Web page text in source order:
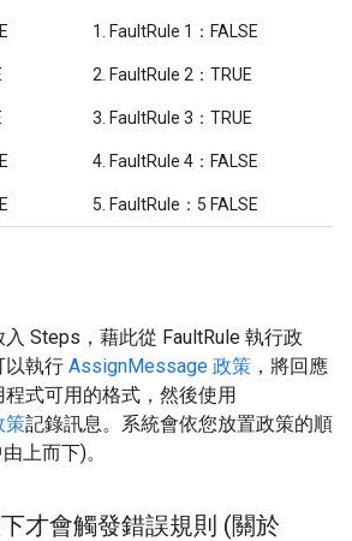
1. FaultRule 1：FALSE
2. FaultRule 2：TRUE
3. FaultRule 3：TRUE
4. FaultRule 4：FALSE
5. FaultRule：5 FALSE
Steps，藉此從 FaultRule 執行政
以執行 AssignMessage 政策 ，將回應
式可用的格式，然後使用
策記錄訊息。系統會依您放置政策的順
上而下)。
才會觸發錯誤規則 (關於